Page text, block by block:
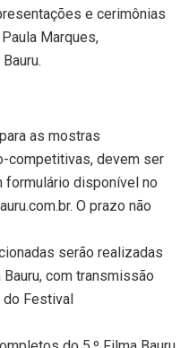
e cerimônias
Marques,
as mostras
competitivas, devem ser
formulário disponível no
O prazo não
serão realizadas
com transmissão
do Festival